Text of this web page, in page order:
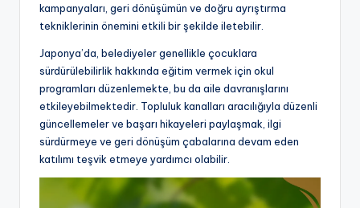
kampanyaları, geri dönüşümün ve doğru ayrıştırma
tekniklerinin önemini etkili bir şekilde iletebilir.
Japonya’da, belediyeler genellikle çocuklara
sürdürülebilirlik hakkında eğitim vermek için okul
programları düzenlemekte, bu da aile davranışlarını
etkileyebilmektedir. Topluluk kanalları aracılığıyla düzenli
güncellemeler ve başarı hikayeleri paylaşmak, ilgi
sürdürmeye ve geri dönüşüm çabalarına devam eden
katılımı teşvik etmeye yardımcı olabilir.